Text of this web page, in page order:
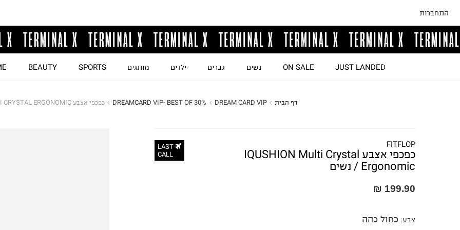
התחברות
JUST LANDED
ON SALE נשים גברים ילדים מותגים SPORTS
BEAUTY
דף הבית DREAM CARD VIP
DREAMCARD VIP- BEST OF 30% כפכפי אצבע IQUSHION MULTI CRYSTAL ERGONOMIC / נשים
FITFLOP
כפכפי אצבע IQUSHION Multi Crystal
Ergonomic / נשים
LAST
CALL
199.90 ₪
צבע: כחול כהה